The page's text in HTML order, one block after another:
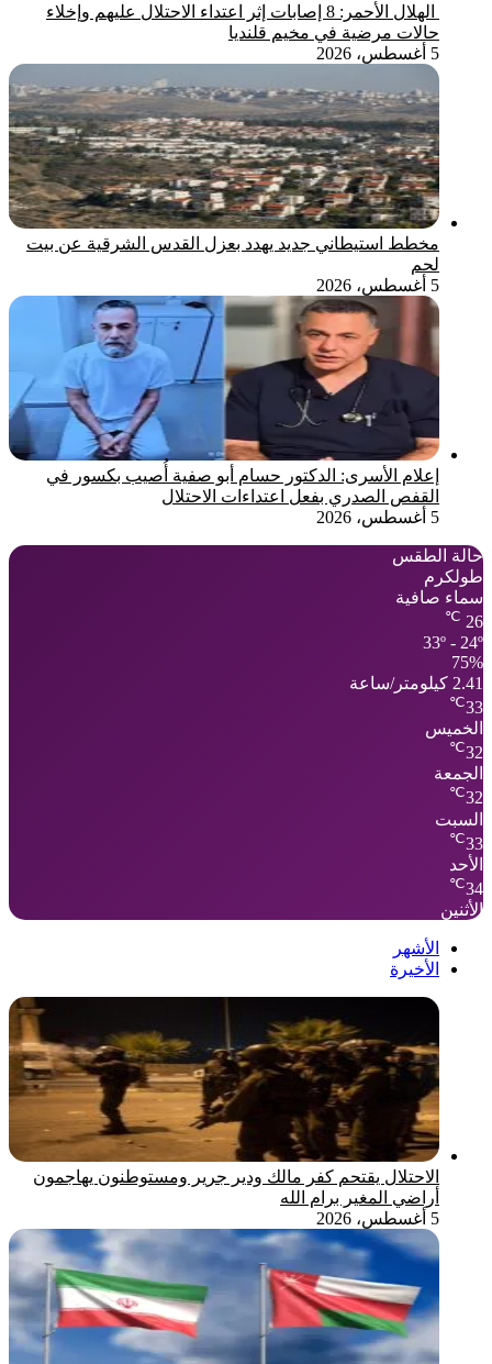
الهلال الأحمر: 8 إصابات إثر اعتداء الاحتلال عليهم وإخلاء
حالات مرضية في مخيم قلنديا
5 أغسطس، 2026
مخطط استيطاني جديد يهدد بعزل القدس الشرقية عن بيت
لحم
5 أغسطس، 2026
إعلام الأسرى: الدكتور حسام أبو صفية أُصيب بكسور في
القفص الصدري بفعل اعتداءات الاحتلال
5 أغسطس، 2026
حالة الطقس
طولكرم
سماء صافية
26
℃
33º - 24º
75%
2.41 كيلومتر/ساعة
33
℃
الخميس
32
℃
الجمعة
32
℃
السبت
33
℃
الأحد
34
℃
الأثنين
الأشهر
الأخيرة
الاحتلال يقتحم كفر مالك ودير جرير ومستوطنون يهاجمون
أراضي المغير برام الله
5 أغسطس، 2026